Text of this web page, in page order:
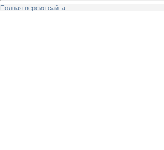
Полная версия сайта